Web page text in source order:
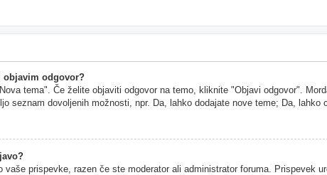
objavim odgovor?
tema". Če želite objaviti odgovor na temo, kliknite "Objavi odgovor".
seznam dovoljenih možnosti, npr. Da, lahko dodajate nove teme; Da, lahko
vaše prispevke, razen če ste moderator ali administrator foruma. Prispevek